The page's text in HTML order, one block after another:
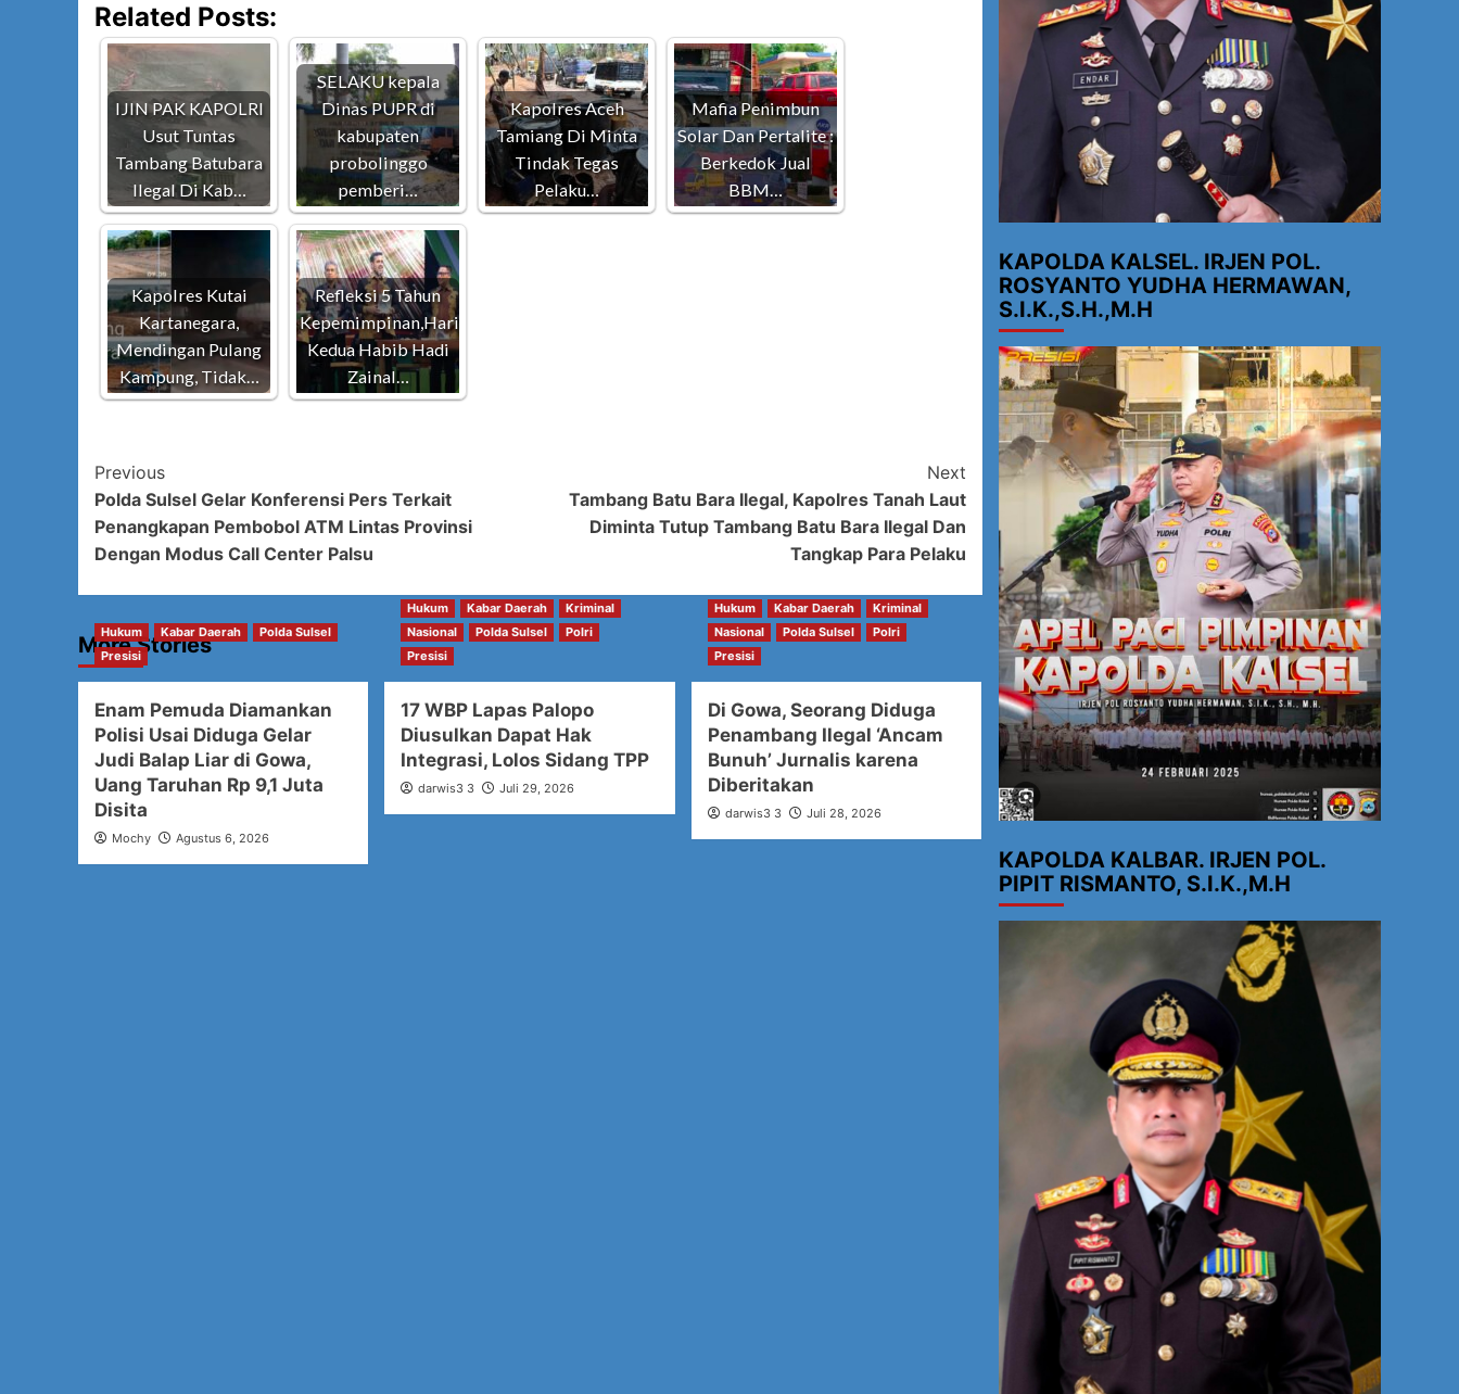
Related Posts:
IJIN PAK KAPOLRI
Usut Tuntas
Tambang Batubara
Ilegal Di Kab…
SELAKU kepala
Dinas PUPR di
kabupaten
probolinggo
pemberi…
Kapolres Aceh
Tamiang Di Minta
Tindak Tegas
Pelaku…
Mafia Penimbun
Solar Dan Pertalite :
Berkedok Jual
BBM…
Kapolres Kutai
Kartanegara,
Mendingan Pulang
Kampung, Tidak…
Refleksi 5 Tahun
Kepemimpinan,Hari
Kedua Habib Hadi
Zainal…
Post
Navigation
Previous
Polda Sulsel Gelar Konferensi Pers Terkait
Penangkapan Pembobol ATM Lintas Provinsi
Dengan Modus Call Center Palsu
Next
Tambang Batu Bara Ilegal, Kapolres Tanah Laut
Diminta Tutup Tambang Batu Bara Ilegal Dan
Tangkap Para Pelaku
More Stories
Hukum Kabar Daerah
Polda Sulsel
Presisi
Enam Pemuda Diamankan
Polisi Usai Diduga Gelar
Judi Balap Liar di Gowa,
Uang Taruhan Rp 9,1 Juta
Disita
Mochy Agustus 6, 2026
Hukum Kabar Daerah
Kriminal
Nasional
Polda Sulsel
Polri
Presisi
17 WBP Lapas Palopo
Diusulkan Dapat Hak
Integrasi, Lolos Sidang TPP
darwis3 3 Juli 29, 2026
Hukum Kabar Daerah
Kriminal
Nasional
Polda Sulsel
Polri
Presisi
Di Gowa, Seorang Diduga
Penambang Ilegal ‘Ancam
Bunuh’ Jurnalis karena
Diberitakan
darwis3 3 Juli 28, 2026
KAPOLDA KALSEL. IRJEN POL.
ROSYANTO YUDHA HERMAWAN,
S.I.K.,S.H.,M.H
KAPOLDA KALBAR. IRJEN POL.
PIPIT RISMANTO, S.I.K.,M.H